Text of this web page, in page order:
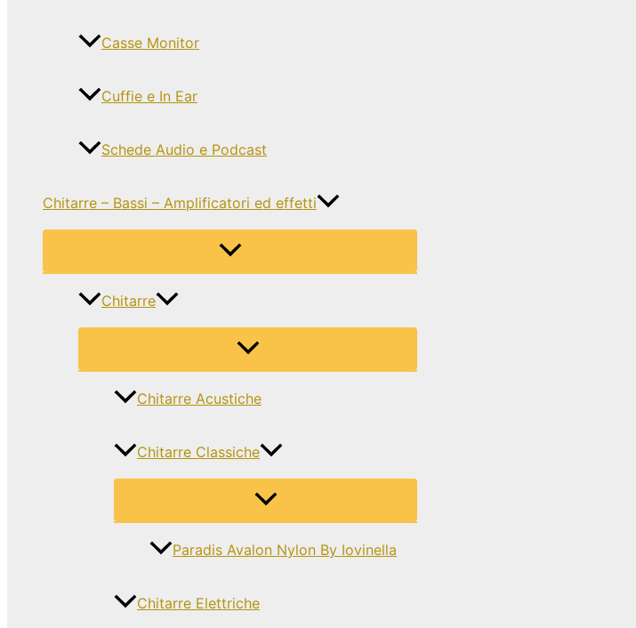
Casse Monitor
Cuffie e In Ear
Schede Audio e Podcast
Chitarre – Bassi – Amplificatori ed effetti
Chitarre
Chitarre Acustiche
Chitarre Classiche
Paradis Avalon Nylon By Iovinella
Chitarre Elettriche